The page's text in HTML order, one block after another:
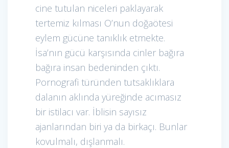
cine tutulan niceleri paklayarak
tertemiz kılması O’nun doğaötesi
eylem gücüne tanıklık etmekte.
İsa’nın gücü karşısında cinler bağıra
bağıra insan bedeninden çıktı.
Pornografi türünden tutsaklıklara
dalanın aklında yüreğinde acımasız
bir istilacı var. İblisin sayısız
ajanlarından biri ya da birkaçı. Bunlar
kovulmalı, dışlanmalı.